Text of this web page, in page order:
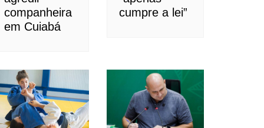
companheira
em Cuiabá
cumpre a lei”